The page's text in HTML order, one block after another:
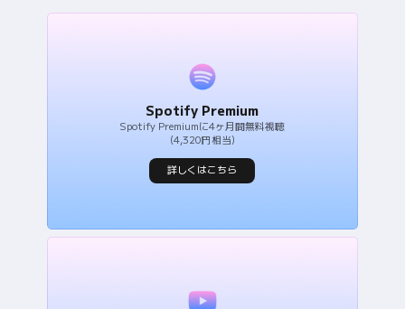
Spotify Premiumに4ヶ月間無料視聴
(4,320円相当)
詳しくはこちら